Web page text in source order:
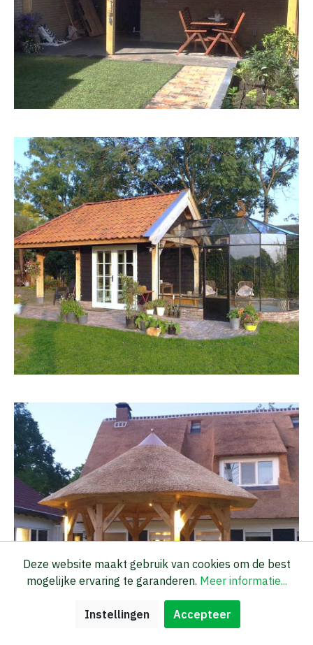
Deze website maakt gebruik van cookies om de best
mogelijke ervaring te garanderen. Meer informatie...
Instellingen Accepteer